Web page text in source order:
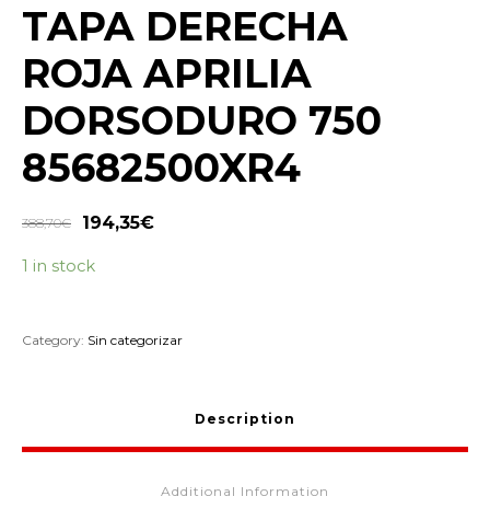
TAPA DERECHA
ROJA APRILIA
DORSODURO 750
85682500XR4
388,70€ 194,35€
1 in stock
Category: Sin categorizar
Description
Additional Information